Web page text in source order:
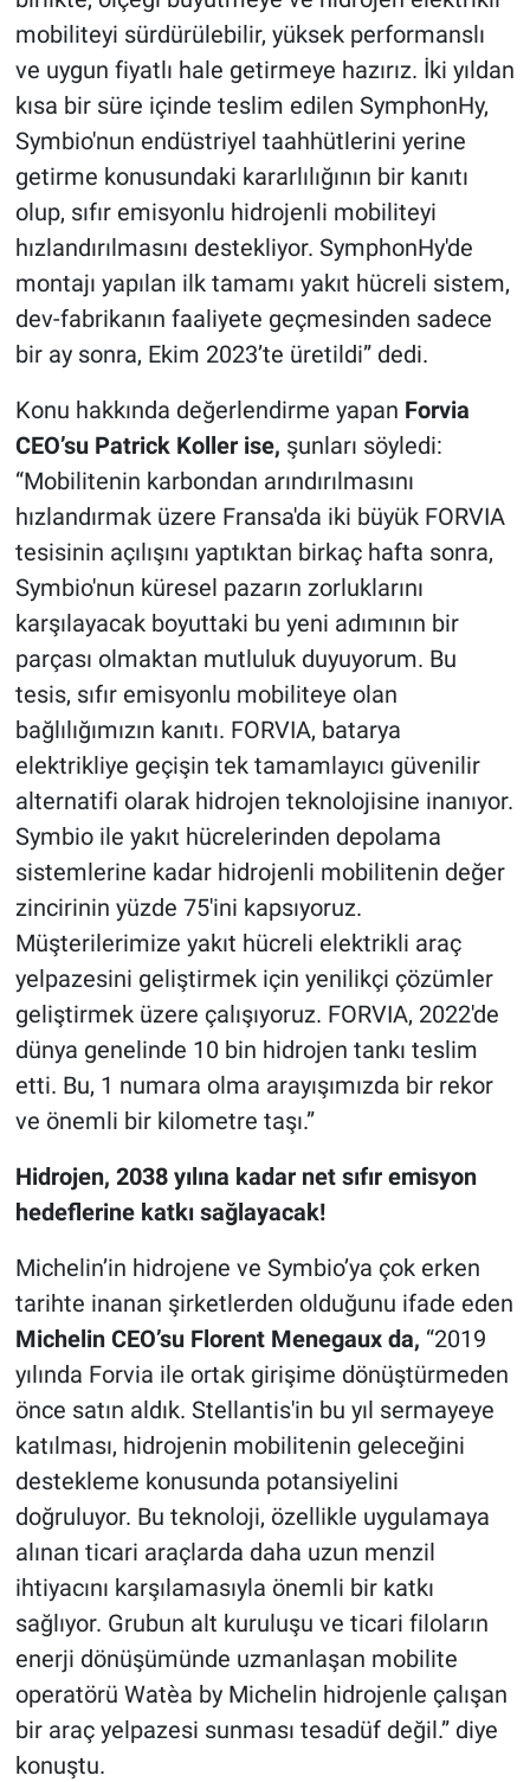
mobiliteyi sürdürülebilir, yüksek performanslı
ve uygun fiyatlı hale getirmeye hazırız. İki yıldan
kısa bir süre içinde teslim edilen SymphonHy,
Symbio'nun endüstriyel taahhütlerini yerine
getirme konusundaki kararlılığının bir kanıtı
olup, sıfır emisyonlu hidrojenli mobiliteyi
hızlandırılmasını destekliyor. SymphonHy'de
montajı yapılan ilk tamamı yakıt hücreli sistem,
dev-fabrikanın faaliyete geçmesinden sadece
bir ay sonra, Ekim 2023’te üretildi” dedi.
Konu hakkında değerlendirme yapan Forvia
CEO’su Patrick Koller ise, şunları söyledi:
“Mobilitenin karbondan arındırılmasını
hızlandırmak üzere Fransa'da iki büyük FORVIA
tesisinin açılışını yaptıktan birkaç hafta sonra,
Symbio'nun küresel pazarın zorluklarını
karşılayacak boyuttaki bu yeni adımının bir
parçası olmaktan mutluluk duyuyorum. Bu
tesis, sıfır emisyonlu mobiliteye olan
bağlılığımızın kanıtı. FORVIA, batarya
elektrikliye geçişin tek tamamlayıcı güvenilir
alternatifi olarak hidrojen teknolojisine inanıyor.
Symbio ile yakıt hücrelerinden depolama
sistemlerine kadar hidrojenli mobilitenin değer
zincirinin yüzde 75'ini kapsıyoruz.
Müşterilerimize yakıt hücreli elektrikli araç
yelpazesini geliştirmek için yenilikçi çözümler
geliştirmek üzere çalışıyoruz. FORVIA, 2022'de
dünya genelinde 10 bin hidrojen tankı teslim
etti. Bu, 1 numara olma arayışımızda bir rekor
ve önemli bir kilometre taşı.”
Hidrojen, 2038 yılına kadar net sıfır emisyon
hedeflerine katkı sağlayacak!
Michelin’in hidrojene ve Symbio’ya çok erken
tarihte inanan şirketlerden olduğunu ifade eden
Michelin CEO’su Florent Menegaux da, “2019
yılında Forvia ile ortak girişime dönüştürmeden
önce satın aldık. Stellantis'in bu yıl sermayeye
katılması, hidrojenin mobilitenin geleceğini
destekleme konusunda potansiyelini
doğruluyor. Bu teknoloji, özellikle uygulamaya
alınan ticari araçlarda daha uzun menzil
ihtiyacını karşılamasıyla önemli bir katkı
sağlıyor. Grubun alt kuruluşu ve ticari filoların
enerji dönüşümünde uzmanlaşan mobilite
operatörü Watèa by Michelin hidrojenle çalışan
bir araç yelpazesi sunması tesadüf değil.” diye
konuştu.